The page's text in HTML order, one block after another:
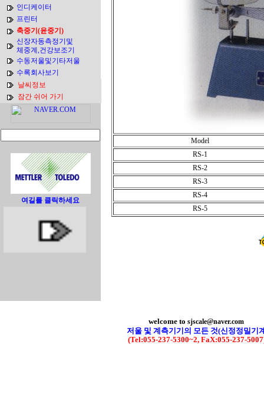
인디케이터
프린터
축중기(윤중기)
신장자동측정기및
체중계,건강보조기
수동저울및기타저울
수록회사보기
날씨정보
잠간 쉬어 가기
여길를 클릭하세요
Model
RS-1
RS-2
RS-3
RS-4
RS-5
welcome to sjscale@naver.com
저울 및 계측기기의 모든 것(신정정밀기
(Tel:055-237-5300~2, FaX:055-237-